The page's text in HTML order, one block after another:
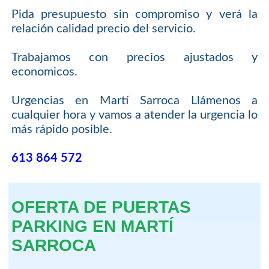
Pida presupuesto sin compromiso y verá la
relación calidad precio del servicio.
Trabajamos con precios ajustados y
economicos.
Urgencias en Martí Sarroca Llámenos a
cualquier hora y vamos a atender la urgencia lo
más rápido posible.
613 864 572
OFERTA DE PUERTAS
PARKING EN MARTÍ
SARROCA